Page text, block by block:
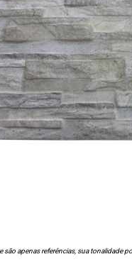
são apenas referências, sua tonalidade